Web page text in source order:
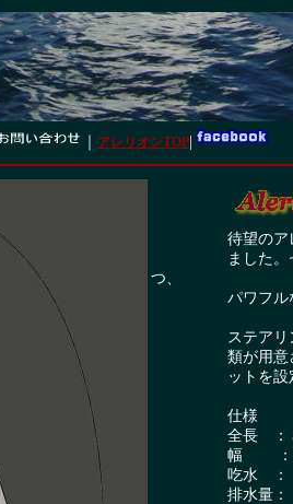
アレリオンTOP
待望のアレリオ
ました。セルフ
つ、
パワフルなメイ
ステアリングー
類が用意されま
ットを設定す
仕様
全長 ：３０
幅 ： ８フ
吃水 ： ５
排水量： ２